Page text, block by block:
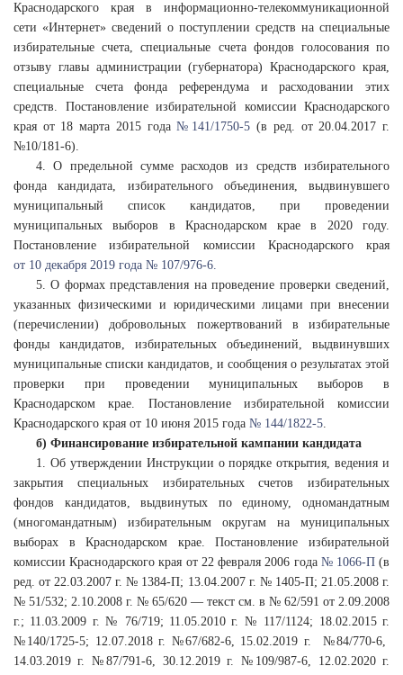
Краснодарского края в информационно-телекоммуникационной
сети «Интернет» сведений о поступлении средств на специальные
избирательные счета, специальные счета фондов голосования по
отзыву главы администрации (губернатора) Краснодарского края,
специальные счета фонда референдума и расходовании этих
средств. Постановление избирательной комиссии Краснодарского
края от 18 марта 2015 года№ 141/1750-5 (в ред. от 20.04.2017 г.
№10/181-6).
4. О предельной сумме расходов из средств избирательного
фонда кандидата, избирательного объединения, выдвинувшего
муниципальный список кандидатов, при проведении
муниципальных выборов в Краснодарском крае в 2020 году.
Постановление избирательной комиссии Краснодарского края
от 10 декабря 2019 года № 107/976-6.
5. О формах представления на проведение проверки сведений,
указанных физическими и юридическими лицами при внесении
(перечислении) добровольных пожертвований в избирательные
фонды кандидатов, избирательных объединений, выдвинувших
муниципальные списки кандидатов, и сообщения о результатах этой
проверки при проведении муниципальных выборов в
Краснодарском крае. Постановление избирательной комиссии
Краснодарского края от 10 июня 2015 года № 144/1822-5.
б) Финансирование избирательной кампании кандидата
1. Об утверждении Инструкции о порядке открытия, ведения и
закрытия специальных избирательных счетов избирательных
фондов кандидатов, выдвинутых по единому, одномандатным
(многомандатным) избирательным округам на муниципальных
выборах в Краснодарском крае. Постановление избирательной
комиссии Краснодарского края от 22 февраля 2006 года № 1066-П(в
ред. от 22.03.2007 г. № 1384-П; 13.04.2007 г. № 1405-П; 21.05.2008 г.
№ 51/532; 2.10.2008 г. № 65/620 — текст см. в № 62/591 от 2.09.2008
г.; 11.03.2009 г. № 76/719; 11.05.2010 г. № 117/1124; 18.02.2015 г.
№140/1725-5; 12.07.2018 г. №67/682-6, 15.02.2019 г. №84/770-6,
14.03.2019 г. №87/791-6, 30.12.2019 г. №109/987-6, 12.02.2020 г.